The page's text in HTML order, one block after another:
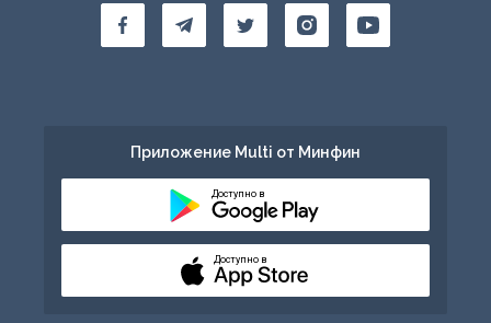
Приложение Multi от Минфин
Доступно в
Доступно в